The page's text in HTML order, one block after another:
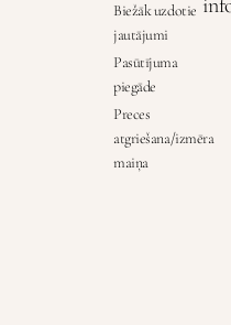
Biežāk uzdotie
jautājumi
Pasūtījuma
piegāde
Preces
atgriešana/izmēra
maiņa